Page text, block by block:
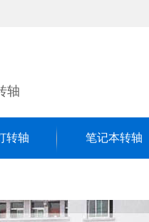
轴
转轴 笔记本转轴